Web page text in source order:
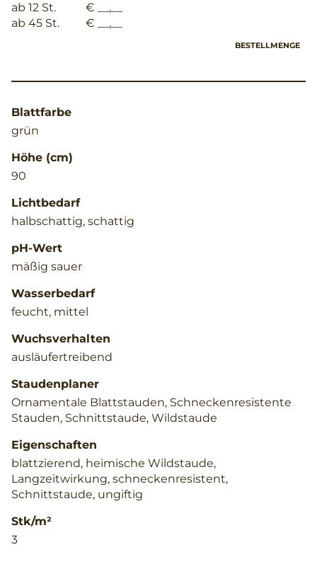
ab 12 St.
€ __,__
ab 45 St.
€ __,__
BESTELLMENGE
Blattfarbe
grün
Höhe (cm)
90
Lichtbedarf
halbschattig, schattig
pH-Wert
mäßig sauer
Wasserbedarf
feucht, mittel
Wuchsverhalten
ausläufertreibend
Staudenplaner
Ornamentale Blattstauden, Schneckenresistente
Stauden, Schnittstaude, Wildstaude
Eigenschaften
blattzierend, heimische Wildstaude,
Langzeitwirkung, schneckenresistent,
Schnittstaude, ungiftig
Stk/m²
3